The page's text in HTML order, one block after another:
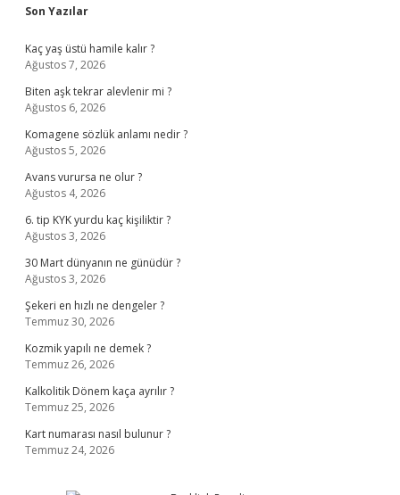
Sidebar
Son Yazılar
Kaç yaş üstü hamile kalır ?
Ağustos 7, 2026
Biten aşk tekrar alevlenir mi ?
Ağustos 6, 2026
Komagene sözlük anlamı nedir ?
Ağustos 5, 2026
Avans vurursa ne olur ?
Ağustos 4, 2026
6. tip KYK yurdu kaç kişiliktir ?
Ağustos 3, 2026
30 Mart dünyanın ne günüdür ?
Ağustos 3, 2026
Şekeri en hızlı ne dengeler ?
Temmuz 30, 2026
Kozmik yapılı ne demek ?
Temmuz 26, 2026
Kalkolitik Dönem kaça ayrılır ?
Temmuz 25, 2026
Kart numarası nasıl bulunur ?
Temmuz 24, 2026